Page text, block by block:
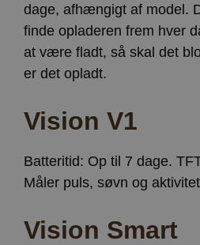
dage, afhængigt af model.
finde opladeren frem hver
at være fladt, så skal det
er det opladt.
Vision V1
Batteritid: Op til 7 dage.
Måler puls, søvn og
Vision Smart